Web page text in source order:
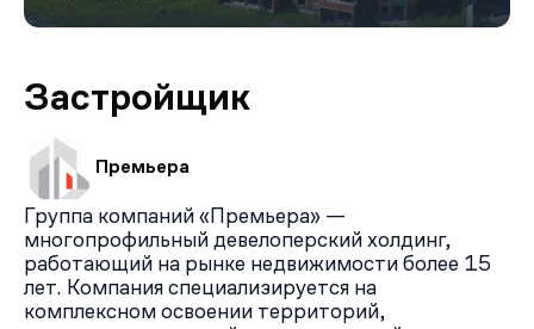
Застройщик
Премьера
Группа компаний «Премьера» —
многопрофильный девелоперский холдинг,
работающий на рынке недвижимости более 15
лет. Компания специализируется на
комплексном освоении территорий,